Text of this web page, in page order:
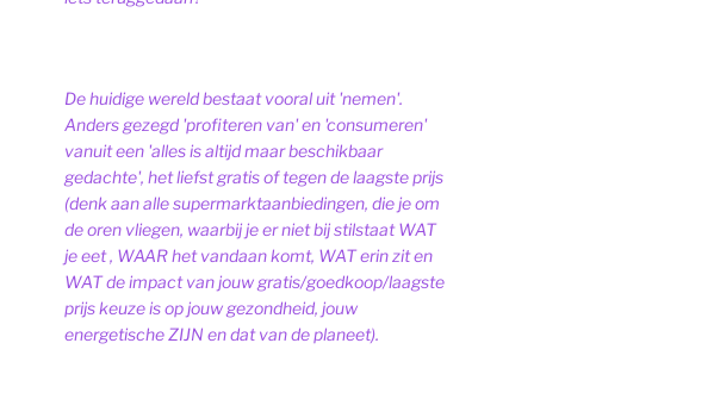
De huidige wereld bestaat vooral uit 'nemen'.
Anders gezegd 'profiteren van' en 'consumeren'
vanuit een 'alles is altijd maar beschikbaar
gedachte', het liefst gratis of tegen de laagste prijs
(denk aan alle supermarktaanbiedingen, die je om
de oren vliegen, waarbij je er niet bij stilstaat WAT
je eet , WAAR het vandaan komt, WAT erin zit en
WAT de impact van jouw gratis/goedkoop/laagste
prijs keuze is op jouw gezondheid, jouw
energetische ZIJN en dat van de planeet).